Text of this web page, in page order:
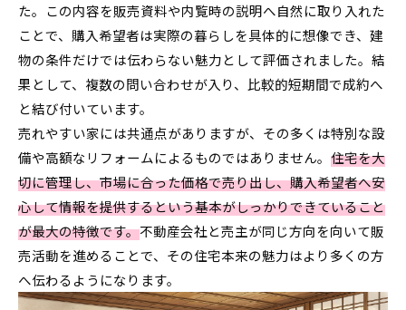
た。この内容を販売資料や内覧時の説明へ自然に取り入れた
ことで、購入希望者は実際の暮らしを具体的に想像でき、建
物の条件だけでは伝わらない魅力として評価されました。結
果として、複数の問い合わせが入り、比較的短期間で成約へ
と結び付いています。
売れやすい家には共通点がありますが、その多くは特別な設
備や高額なリフォームによるものではありません。 住宅を大
切に管理し、市場に合った価格で売り出し、購入希望者へ安
心して情報を提供するという基本がしっかりできていること
が最大の特徴です。不動産会社と売主が同じ方向を向いて販
売活動を進めることで、その住宅本来の魅力はより多くの方
へ伝わるようになります。